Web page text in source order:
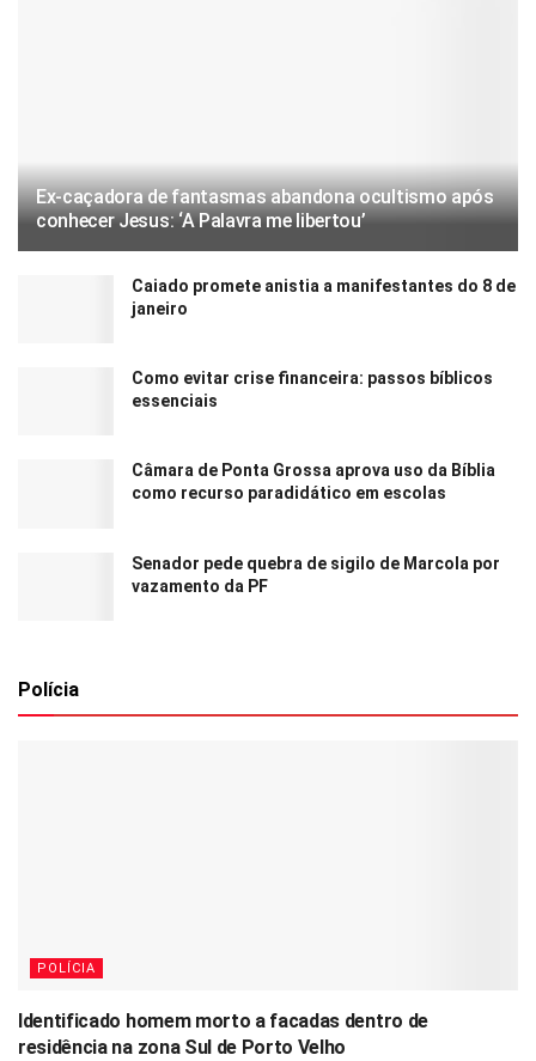
Ex-caçadora de fantasmas abandona ocultismo após
conhecer Jesus: ‘A Palavra me libertou’
Caiado promete anistia a manifestantes do 8 de
janeiro
Como evitar crise financeira: passos bíblicos
essenciais
Câmara de Ponta Grossa aprova uso da Bíblia
como recurso paradidático em escolas
Senador pede quebra de sigilo de Marcola por
vazamento da PF
Polícia
POLÍCIA
Identificado homem morto a facadas dentro de
residência na zona Sul de Porto Velho